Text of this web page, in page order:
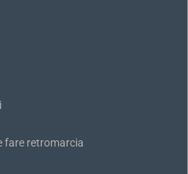
si prega di misurare le
e confrontarle con il modello
fare retromarcia